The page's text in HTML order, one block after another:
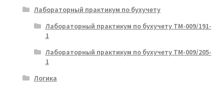
Лабораторный практикум по бухучету
Лабораторный практикум по бухучету ТМ-009/191-
1
Лабораторный практикум по бухучету ТМ-009/205-
1
Логика